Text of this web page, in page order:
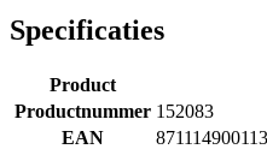
Specificaties
Product
Productnummer 152083
EAN